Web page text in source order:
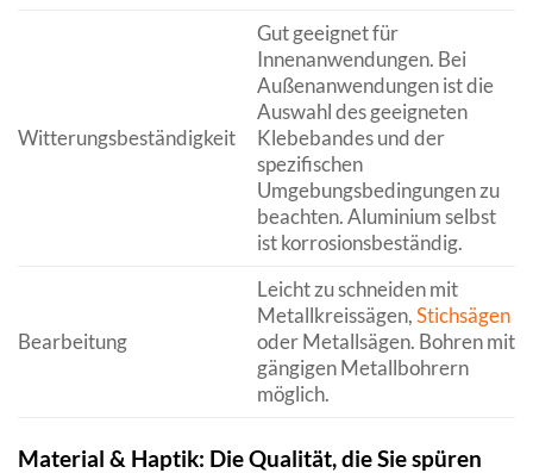
Witterungsbeständigkeit
Gut geeignet für
Innenanwendungen. Bei
Außenanwendungen ist die
Auswahl des geeigneten
Klebebandes und der
spezifischen
Umgebungsbedingungen zu
beachten. Aluminium selbst
ist korrosionsbeständig.
Bearbeitung
Leicht zu schneiden mit
Metallkreissägen,Stichsägen
oder Metallsägen. Bohren mit
gängigen Metallbohrern
möglich.
Material & Haptik: Die Qualität, die Sie spüren